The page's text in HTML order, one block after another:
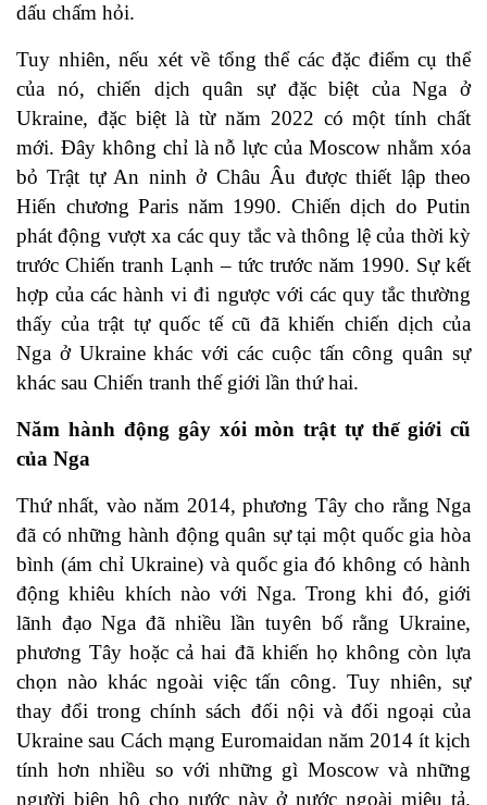
dấu chấm hỏi.
Tuy nhiên, nếu xét về tổng thể các đặc điểm cụ thể
của nó, chiến dịch quân sự đặc biệt của Nga ở
Ukraine, đặc biệt là từ năm 2022 có một tính chất
mới. Đây không chỉ là nỗ lực của Moscow nhằm xóa
bỏ Trật tự An ninh ở Châu Âu được thiết lập theo
Hiến chương Paris năm 1990. Chiến dịch do Putin
phát động vượt xa các quy tắc và thông lệ của thời kỳ
trước Chiến tranh Lạnh – tức trước năm 1990. Sự kết
hợp của các hành vi đi ngược với các quy tắc thường
thấy của trật tự quốc tế cũ đã khiến chiến dịch của
Nga ở Ukraine khác với các cuộc tấn công quân sự
khác sau Chiến tranh thế giới lần thứ hai.
Năm hành động gây xói mòn trật tự thế giới cũ
của Nga
Thứ nhất, vào năm 2014, phương Tây cho rằng Nga
đã có những hành động quân sự tại một quốc gia hòa
bình (ám chỉ Ukraine) và quốc gia đó không có hành
động khiêu khích nào với Nga. Trong khi đó, giới
lãnh đạo Nga đã nhiều lần tuyên bố rằng Ukraine,
phương Tây hoặc cả hai đã khiến họ không còn lựa
chọn nào khác ngoài việc tấn công. Tuy nhiên, sự
thay đổi trong chính sách đối nội và đối ngoại của
Ukraine sau Cách mạng Euromaidan năm 2014 ít kịch
tính hơn nhiều so với những gì Moscow và những
người biện hộ cho nước này ở nước ngoài miêu tả.